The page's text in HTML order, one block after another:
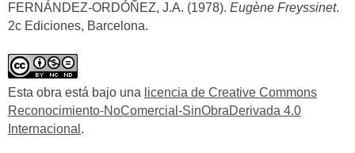
FERNÁNDEZ-ORDÓÑEZ, J.A. (1978). Eugène Freyssinet.
2c Ediciones, Barcelona.
Esta obra está bajo una licencia de Creative Commons
Reconocimiento-NoComercial-SinObraDerivada 4.0
Internacional .